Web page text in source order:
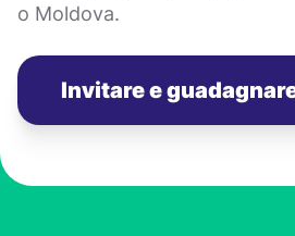
o Moldova.
Invitare e